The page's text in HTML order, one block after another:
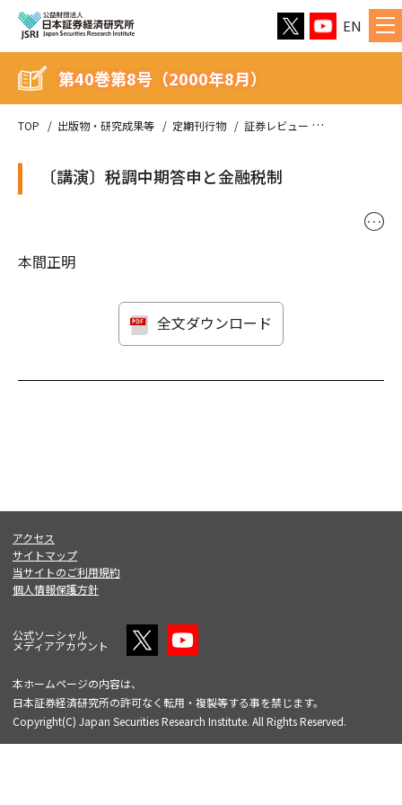
EN
TOP 出版物・研究成果等 定期刊行物 証券レビュー
第40巻第8号（2000年8月）
〔講演〕税調中期答申と金融税制
･･･
本間正明
全文ダウンロード
アクセス
サイトマップ
当サイトのご利用規約
個人情報保護方針
公式ソーシャル
メディアアカウント
本ホームページの内容は、
日本証券経済研究所の許可なく転用・複製等する事を禁じます。
Copyright(C) Japan Securities Research Institute. All Rights Reserved.